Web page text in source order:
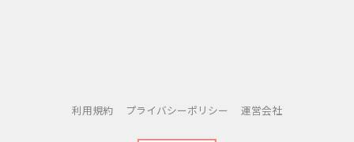
利用規約 プライバシーポリシー 運営会社